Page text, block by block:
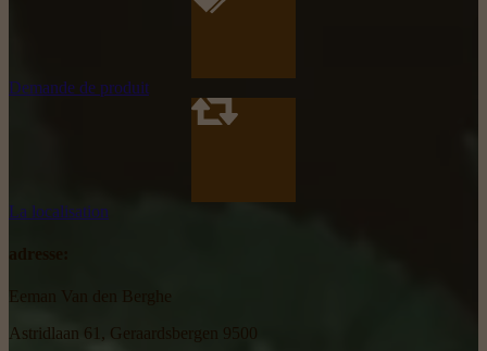
Demande de produit
La localisation
Astridlaan 61, Geraardsbergen 9500